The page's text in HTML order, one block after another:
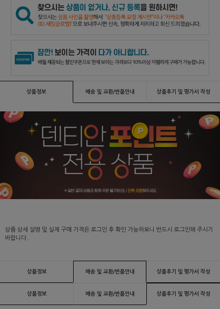
상품정보 배송 및 교환/반품안내 상품후기 및 평가서 작성
상품 상세 설명 및 실제 구매 가격은 로그인 후 확인 가능하오니 반드시 로그인해 주시기
바랍니다.
상품정보 배송 및 교환/반품안내 상품후기 및 평가서 작성
상품정보 배송 및 교환/반품안내 상품후기 및 평가서 작성